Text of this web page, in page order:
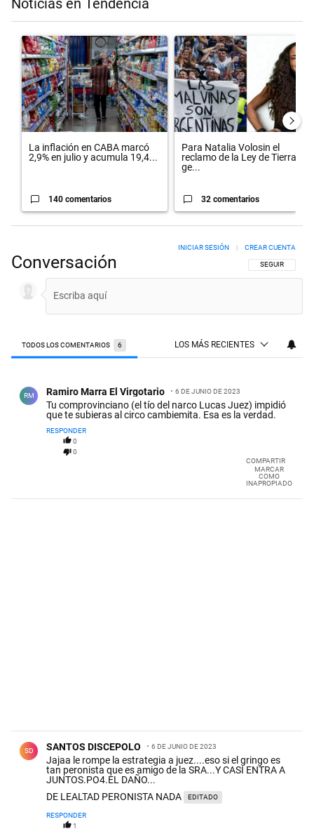
Noticias en Tendencia
Un artículo de tendencia con el título "La inflación en CABA marcó
La inflación en CABA marcó
2,9% en julio y acumula 19,4...
140 comentarios
Un artículo de tendencia con el
Para Natalia Volosin el
reclamo de la Ley de Tierras
ge...
32 comentarios
Conversación SIGA ESTA
SEGUIR
INICIAR SESIÓN | CREAR CUENTA
TODOS LOS COMENTARIOS 6 LOS MÁS RECIENTES
RM Ramiro Marra El Virgotario 6 DE JUNIO DE 2023
Tu comprovinciano (el tío del narco Lucas Juez) impidió
que te subieras al circo cambiemita. Esa es la verdad.
RESPONDER
0
0
COMPARTIR
MARCAR
COMO
INAPROPIADO
SD SANTOS DISCEPOLO 6 DE JUNIO DE 2023
Jajaa le rompe la estrategia a juez....eso si el gringo es
tan peronista que es amigo de la SRA...Y CASI ENTRA A
JUNTOS.PO4.EL DAÑO...
DE LEALTAD PERONISTA NADA
EDITADO
RESPONDER
1